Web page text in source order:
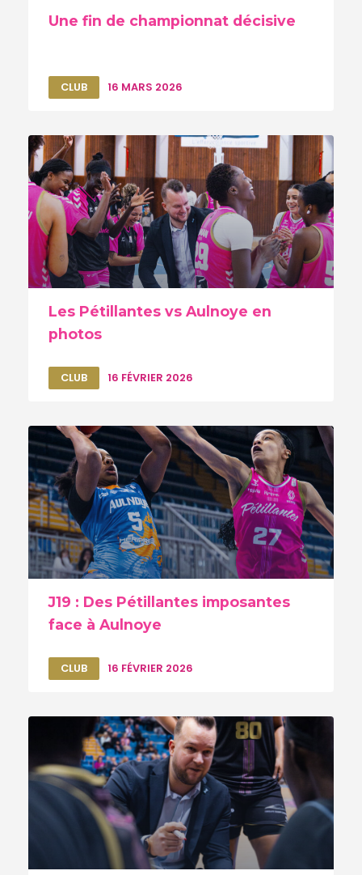
Une fin de championnat décisive
CLUB 16 MARS 2026
Les Pétillantes vs Aulnoye en
photos
CLUB 16 FÉVRIER 2026
J19 : Des Pétillantes imposantes
face à Aulnoye
CLUB 16 FÉVRIER 2026